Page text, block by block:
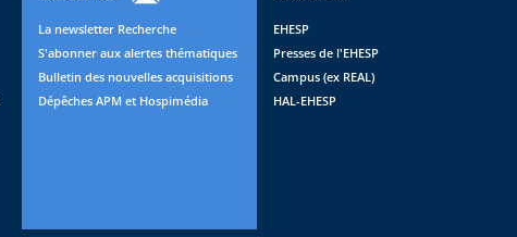
La newsletter Recherche
S'abonner aux alertes thématiques
Bulletin des nouvelles acquisitions
Dépêches APM et Hospimédia
EHESP
Presses de l'EHESP
Campus (ex REAL)
HAL-EHESP